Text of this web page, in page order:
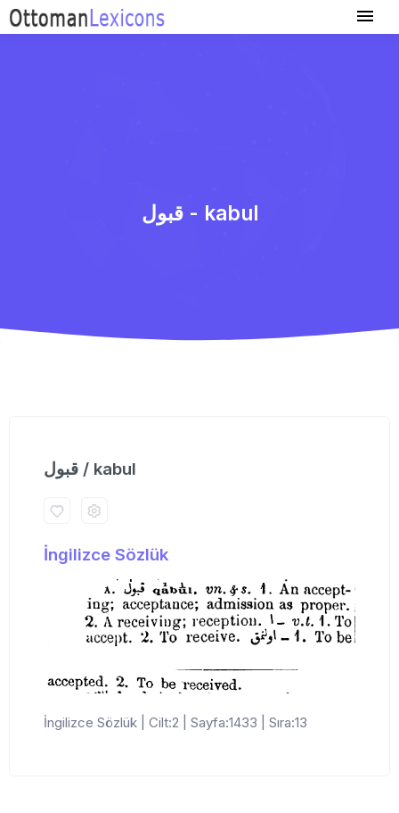
قبول - kabul
قبول / kabul
İngilizce Sözlük
İngilizce Sözlük | Cilt:2 | Sayfa:1433 | Sıra:13